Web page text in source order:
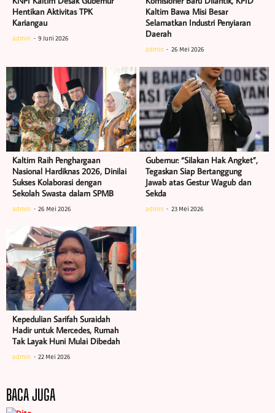
Hentikan Aktivitas TPK
Kariangau
admin 9 Juni 2026
Kaltim Bawa Misi Besar
Selamatkan Industri Penyiaran
Daerah
admin 26 Mei 2026
Kaltim Raih Penghargaan
Nasional Hardiknas 2026, Dinilai
Sukses Kolaborasi dengan
Sekolah Swasta dalam SPMB
admin 26 Mei 2026
Gubernur: “Silakan Hak Angket”,
Tegaskan Siap Bertanggung
Jawab atas Gestur Wagub dan
Sekda
admin 23 Mei 2026
Kepedulian Sarifah Suraidah
Hadir untuk Mercedes, Rumah
Tak Layak Huni Mulai Dibedah
admin 22 Mei 2026
BACA JUGA